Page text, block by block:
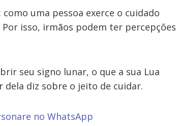
uma pessoa exerce o cuidado
isso, irmãos podem ter percepções
seu signo lunar, o que a sua Lua
dela diz sobre o jeito de cuidar.
no WhatsApp